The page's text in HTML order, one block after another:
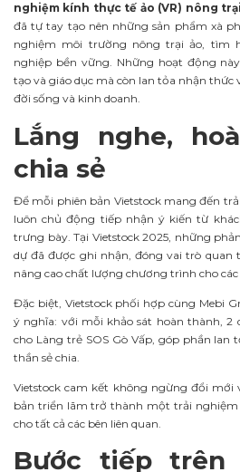
nghiệm kính thực tế ảo (VR) nông
đã tự tay tạo nên những sản phẩm xà
nghiệm môi trường nông trại ảo, tìm
nghiệp bền vững. Những hoạt động
tạo và giáo dục mà còn lan tỏa nhận
đời sống và kinh doanh.
Lắng nghe,
chia sẻ
Để mỗi phiên bản Vietstock mang đến
luôn chủ động tiếp nhận ý kiến từ
trưng bày. Tại Vietstock 2025, những
dự đã được ghi nhận, đóng vai trò quan
nâng cao chất lượng chương trình cho các
Đặc biệt, Vietstock phối hợp cùng Mebi
ý nghĩa: với mỗi khảo sát hoàn thành, 2
cho Làng trẻ SOS Gò Vấp, góp phần
thần sẻ chia.
Vietstock cam kết không ngừng đổi mới
bản triển lãm trở thành một trải
cho tất cả các bên liên quan.
Bước tiếp trên